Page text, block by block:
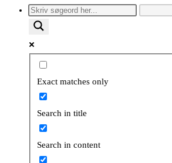
Exact matches only
Search in title
Search in content